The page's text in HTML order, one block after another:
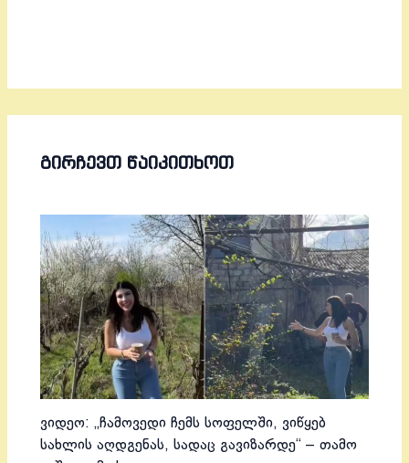
ᲒᲘᲠᲩᲔᲕᲗ ᲬᲐᲘᲙᲘᲗᲮᲝᲗ
ვიდეო: „ჩამოვედი ჩემს სოფელში, ვიწყებ
სახლის აღდგენას, სადაც გავიზარდე“ – თამო